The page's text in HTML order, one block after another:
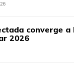
converge a
2026